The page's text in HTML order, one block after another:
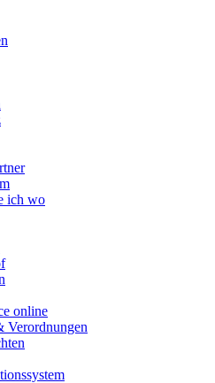
ich wo
online
Verordnungen